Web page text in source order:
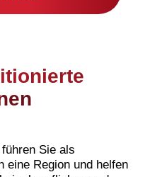
Sie als
eine Region und helfen